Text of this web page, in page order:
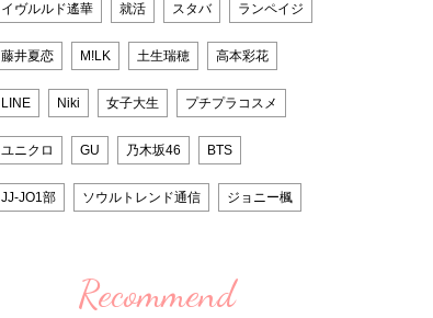
イヴルルド遙華 就活 スタバ ランペイジ
藤井夏恋 M!LK 土生瑞穂 高本彩花
LINE Niki 女子大生 プチプラコスメ
ユニクロ GU 乃木坂46 BTS
JJ-JO1部 ソウルトレンド通信 ジョニー楓
Recommend